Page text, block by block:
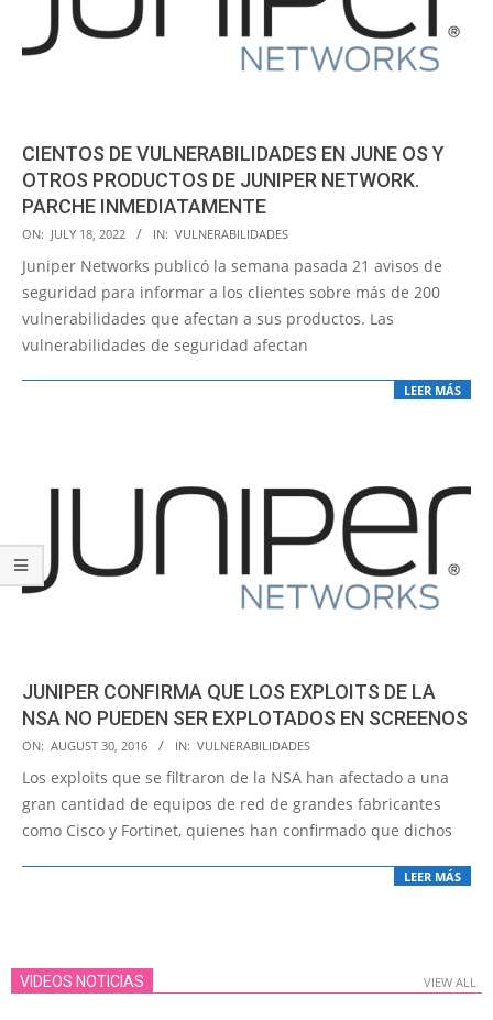
CIENTOS DE VULNERABILIDADES EN JUNE OS Y
OTROS PRODUCTOS DE JUNIPER NETWORK.
PARCHE INMEDIATAMENTE
2022-
07-
18
ON: JULY 18, 2022 IN: VULNERABILIDADES
Juniper Networks publicó la semana pasada 21 avisos de
seguridad para informar a los clientes sobre más de 200
vulnerabilidades que afectan a sus productos. Las
vulnerabilidades de seguridad afectan
LEER MÁS
JUNIPER CONFIRMA QUE LOS EXPLOITS DE LA
NSA NO PUEDEN SER EXPLOTADOS EN SCREENOS
2016-
08-
30
ON: AUGUST 30, 2016 IN: VULNERABILIDADES
Los exploits que se filtraron de la NSA han afectado a una
gran cantidad de equipos de red de grandes fabricantes
como Cisco y Fortinet, quienes han confirmado que dichos
LEER MÁS
VIDEOS NOTICIAS VIEW ALL